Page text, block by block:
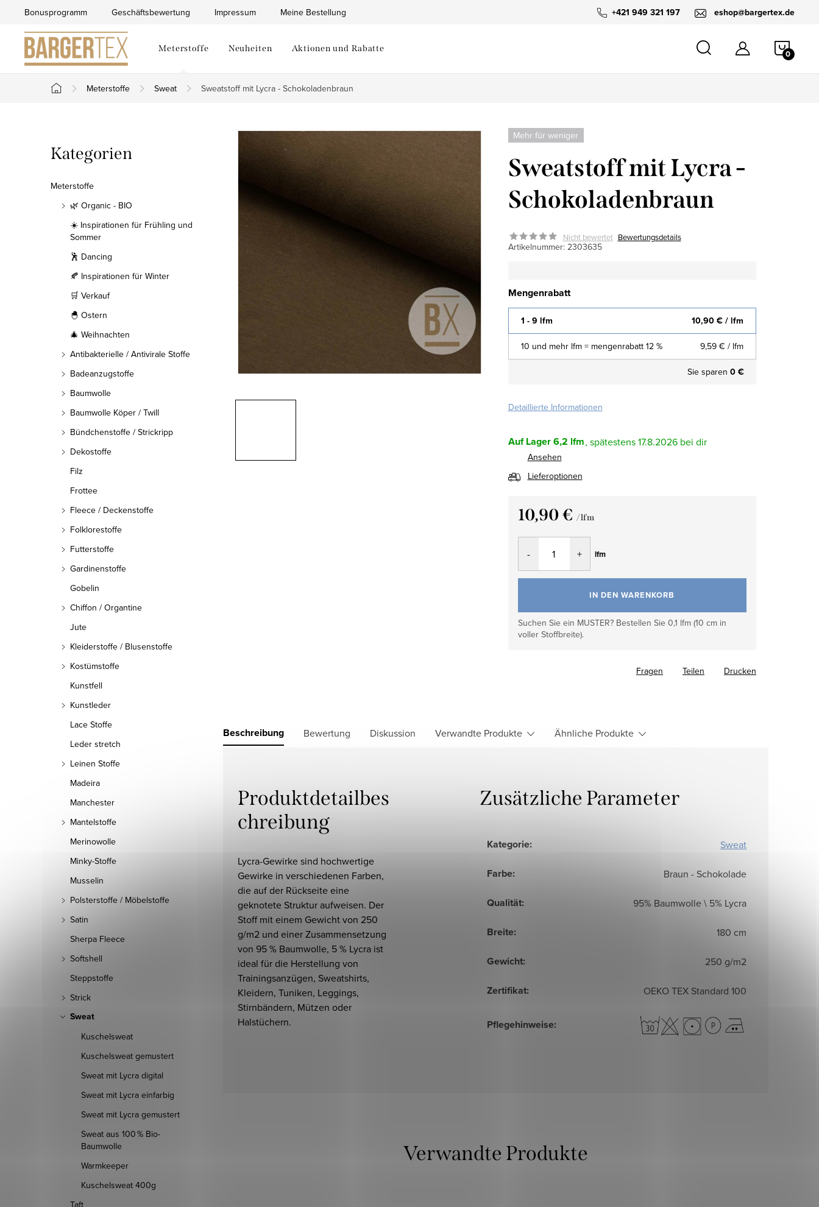
springen
+421 949 321 197 eshop@bargertex.de
Bonusprogramm Geschäftsbewertung Impressum Meine Bestellung
Meterstoffe Neuheiten Aktionen und Rabatte
Startseite
Meterstoffe Sweat Sweatstoff mit Lycra - Schokoladenbraun
e
i
Kategorien
überspringen
Kategorien
Meterstoffe
🌿 Organic - BIO
☀️ Inspirationen für Frühling und
Sommer
🕺 Dancing
🍂 Inspirationen für Winter
🛒 Verkauf
🐣 Ostern
🎄 Weihnachten
Antibakterielle / Antivirale Stoffe
Badeanzugstoffe
Baumwolle
Baumwolle Köper / Twill
Bündchenstoffe / Strickripp
Dekostoffe
Filz
Frottee
Fleece / Deckenstoffe
Folklorestoffe
Futterstoffe
Gardinenstoffe
Gobelin
Chiffon / Organtine
Jute
Kleiderstoffe / Blusenstoffe
Kostümstoffe
Kunstfell
Kunstleder
Lace Stoffe
Leder stretch
Leinen Stoffe
Madeira
Manchester
Mantelstoffe
Merinowolle
Minky-Stoffe
Musselin
Polsterstoffe / Möbelstoffe
Satin
Sherpa Fleece
Softshell
Steppstoffe
Strick
Sweat
Kuschelsweat
Kuschelsweat gemustert
Sweat mit Lycra digital
Sweat mit Lycra einfarbig
Sweat mit Lycra gemustert
Sweat aus 100 % Bio-
Baumwolle
Warmkeeper
Kuschelsweat 400g
Taft
Mehr für weniger
Sweatstoff mit Lycra -
Schokoladenbraun
Nicht bewertet Bewertungsdetails
Artikelnummer: 2303635
Mengenrabatt
1 - 9 lfm 10,90 €/ lfm
10 und mehr lfm = mengenrabatt 12 % 9,59 € / lfm
Sie sparen 0 €
Detaillierte Informationen
Auf Lager6,2 lfm 17.8.2026
Ansehen
Lieferoptionen
10,90 € / lfm
Verkaufspreis:
lfm
IN DEN WARENKORB
Suchen Sie ein MUSTER? Bestellen Sie 0,1 lfm (10 cm in
voller Stoffbreite).
Drucken
Fragen Teilen
Beschreibung Bewertung Diskussion Verwandte Produkte Ähnliche Produkte
Produktdetailbes
chreibung
Lycra-Gewirke sind hochwertige
Gewirke in verschiedenen Farben,
die auf der Rückseite eine
geknotete Struktur aufweisen. Der
Stoff mit einem Gewicht von 250
g/m2 und einer Zusammensetzung
von 95 % Baumwolle, 5 % Lycra ist
ideal für die Herstellung von
Trainingsanzügen, Sweatshirts,
Kleidern, Tuniken, Leggings,
Stirnbändern, Mützen oder
Halstüchern.
Zusätzliche Parameter
Kategorie: Sweat
Farbe: Braun - Schokolade
Qualität: 95% Baumwolle \ 5% Lycra
Breite: 180 cm
Gewicht: 250 g/m2
Zertifikat: OEKO TEX Standard 100
Pflegehinweise:
Verwandte Produkte